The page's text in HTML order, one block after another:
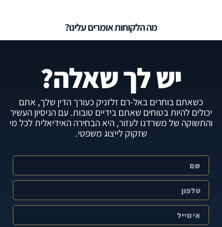
מה הלקוחות אומרים עלינו?
יש לך שאלה?
כשאתם בוחרים באל-רם זלזניק כעורך הדין שלך, אתם
יכולים להיות בטוחים שאתם בידיים טובות. עם הניסיון העשיר
והתשוקה של משרדנו לעזור, היא הבחירה האידיאלית לכל מי
שזקוק לייצוג משפטי.